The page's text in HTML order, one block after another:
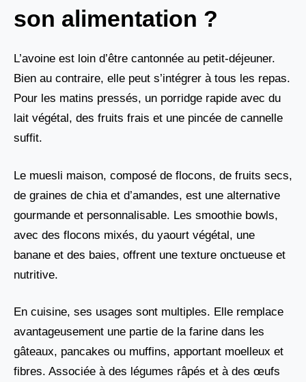
son alimentation ?
L’avoine est loin d’être cantonnée au petit-déjeuner.
Bien au contraire, elle peut s’intégrer à tous les repas.
Pour les matins pressés, un porridge rapide avec du
lait végétal, des fruits frais et une pincée de cannelle
suffit.
Le muesli maison, composé de flocons, de fruits secs,
de graines de chia et d’amandes, est une alternative
gourmande et personnalisable. Les smoothie bowls,
avec des flocons mixés, du yaourt végétal, une
banane et des baies, offrent une texture onctueuse et
nutritive.
En cuisine, ses usages sont multiples. Elle remplace
avantageusement une partie de la farine dans les
gâteaux, pancakes ou muffins, apportant moelleux et
fibres. Associée à des légumes râpés et à des œufs